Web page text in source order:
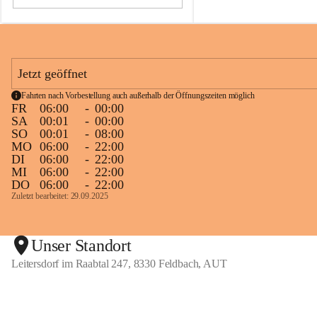
06:00 Uhr sind wir wieder für Euch
da.
Taxi Paier Team
Jetzt geöffnet
Fahrten nach Vorbestellung auch außerhalb der Öffnungszeiten möglich
FR 06:00 - 00:00
SA
00:01 - 00:00
SO
00:01 - 08:00
MO 06:00 - 22:00
DI
06:00 - 22:00
MI
06:00 - 22:00
DO
06:00 - 22:00
Zuletzt bearbeitet: 29.09.2025
Unser Standort
Leitersdorf im Raabtal 247, 8330 Feldbach, AUT